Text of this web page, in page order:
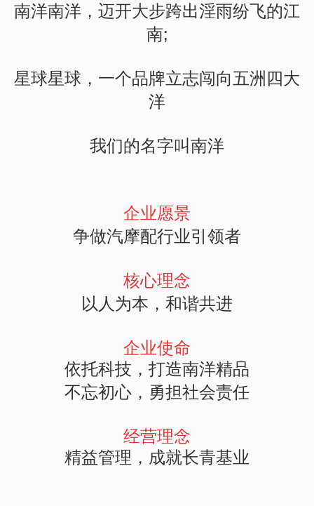
南洋南洋，迈开大步跨出淫雨纷飞的江
南;
星球星球，一个品牌立志闯向五洲四大
洋
我们的名字叫南洋
企业愿景
争做汽摩配行业引领者
核心理念
以人为本，和谐共进
企业使命
依托科技，打造南洋精品
不忘初心，勇担社会责任
经营理念
精益管理，成就长青基业